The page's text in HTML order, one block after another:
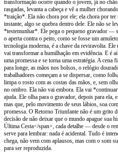
transformação ocorre quando o jovem, já no
rasgadas, levanta a cabeça e vê a mulher
*traição*. Ela não chora por ele; ela chora por ter
instante, algo se quebra dentro dele. Ele não se
*testemunhar*. Ele pega o pequeno gravador —
o aperta contra o peito, como se fosse um
tecnologia moderna, é a chave da reviravolta.
vai transformar a humilhação em evidência. E é
uma promessa e se torna uma estratégia. A
para longe, as mãos nos bolsos, o relógio
trabalhadores começam a se dispersar, como
limpa o rosto com as costas das mãos, e, sem
no ombro. Ela não vai embora. Ela vai
ajuda. Ele olha para o gravador, depois para
mas que, pelo movimento de seus lábios, soa
promessa. O Retorno Triunfante não é um grito
decisão de não deixar que o mundo apague sua
Última Cesta</span>, cada detalhe — desde o
serve para lembrar: nada é acidental. Tudo é
chega, não vem com aplausos, mas com o som
para ser reproduzida.